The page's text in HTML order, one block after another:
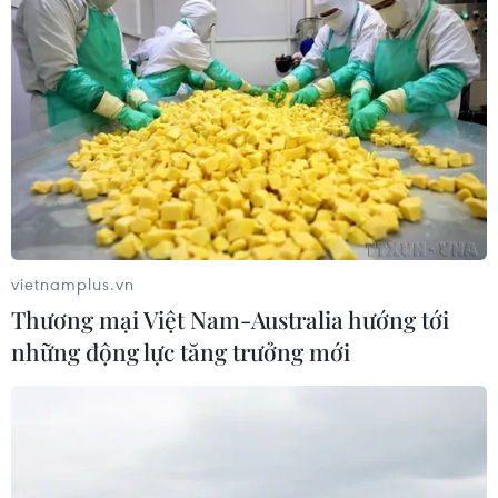
giới thiệu máy hút bụi loại hộp mực DX SERIES tại triển
lãm Entech Vietnam 2021.
vietnamplus.vn
Thương mại Việt Nam-Australia hướng tới
những động lực tăng trưởng mới